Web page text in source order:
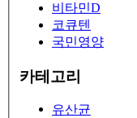
비타민D
코큐텐
국민영양
카테고리
유산균